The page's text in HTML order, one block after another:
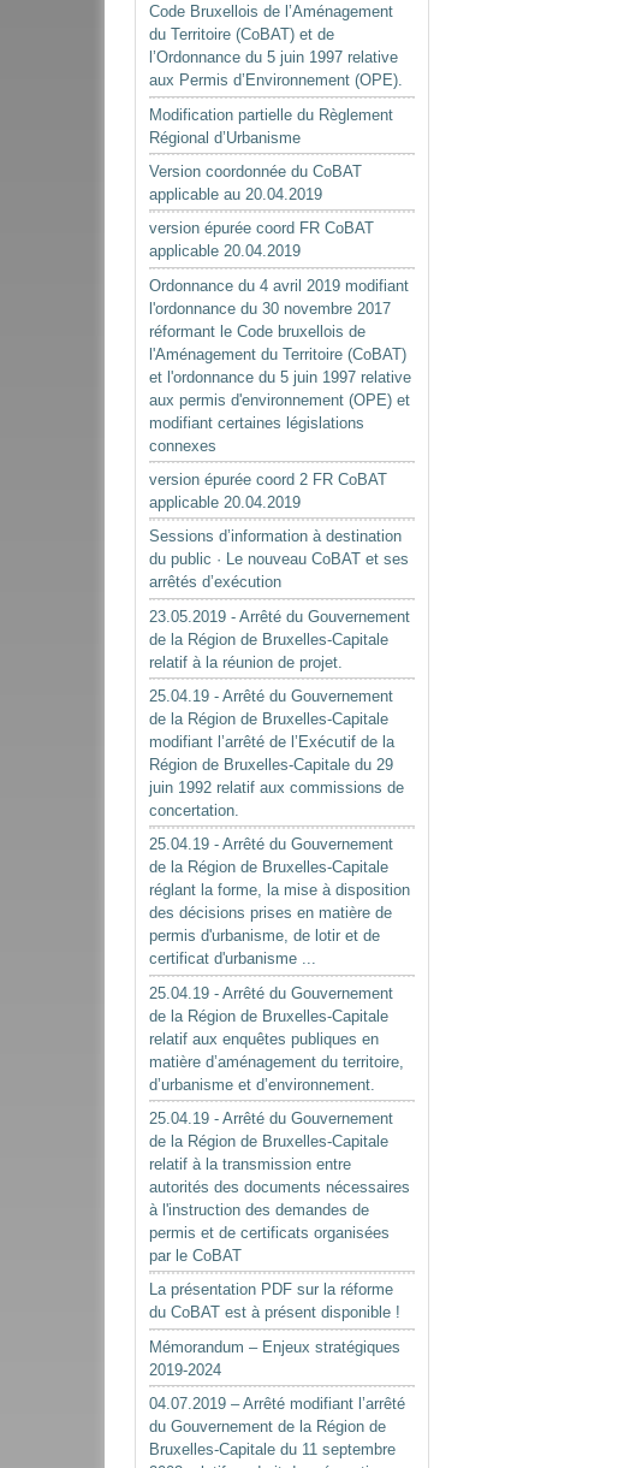
Code Bruxellois de l’Aménagement
du Territoire (CoBAT) et de
l’Ordonnance du 5 juin 1997 relative
aux Permis d’Environnement (OPE).
Modification partielle du Règlement
Régional d’Urbanisme
Version coordonnée du CoBAT
applicable au 20.04.2019
version épurée coord FR CoBAT
applicable 20.04.2019
Ordonnance du 4 avril 2019 modifiant
l'ordonnance du 30 novembre 2017
réformant le Code bruxellois de
l'Aménagement du Territoire (CoBAT)
et l'ordonnance du 5 juin 1997 relative
aux permis d'environnement (OPE) et
modifiant certaines législations
connexes
version épurée coord 2 FR CoBAT
applicable 20.04.2019
Sessions d’information à destination
du public · Le nouveau CoBAT et ses
arrêtés d’exécution
23.05.2019 - Arrêté du Gouvernement
de la Région de Bruxelles-Capitale
relatif à la réunion de projet.
25.04.19 - Arrêté du Gouvernement
de la Région de Bruxelles-Capitale
modifiant l’arrêté de l’Exécutif de la
Région de Bruxelles-Capitale du 29
juin 1992 relatif aux commissions de
concertation.
25.04.19 - Arrêté du Gouvernement
de la Région de Bruxelles-Capitale
réglant la forme, la mise à disposition
des décisions prises en matière de
permis d'urbanisme, de lotir et de
certificat d'urbanisme ...
25.04.19 - Arrêté du Gouvernement
de la Région de Bruxelles-Capitale
relatif aux enquêtes publiques en
matière d’aménagement du territoire,
d’urbanisme et d’environnement.
25.04.19 - Arrêté du Gouvernement
de la Région de Bruxelles-Capitale
relatif à la transmission entre
autorités des documents nécessaires
à l'instruction des demandes de
permis et de certificats organisées
par le CoBAT
La présentation PDF sur la réforme
du CoBAT est à présent disponible !
Mémorandum – Enjeux stratégiques
2019-2024
04.07.2019 – Arrêté modifiant l’arrêté
du Gouvernement de la Région de
Bruxelles-Capitale du 11 septembre